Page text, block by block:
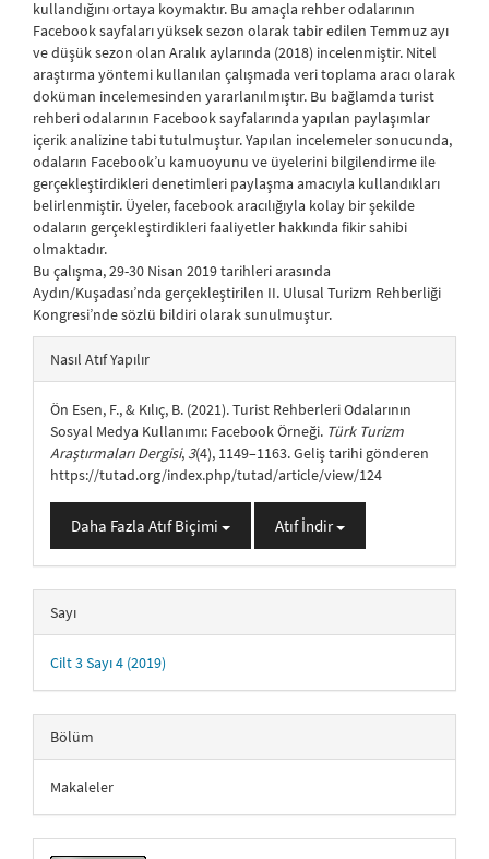
kullandığını ortaya koymaktır. Bu amaçla rehber odalarının
Facebook sayfaları yüksek sezon olarak tabir edilen Temmuz ayı
ve düşük sezon olan Aralık aylarında (2018) incelenmiştir. Nitel
araştırma yöntemi kullanılan çalışmada veri toplama aracı olarak
doküman incelemesinden yararlanılmıştır. Bu bağlamda turist
rehberi odalarının Facebook sayfalarında yapılan paylaşımlar
içerik analizine tabi tutulmuştur. Yapılan incelemeler sonucunda,
odaların Facebook’u kamuoyunu ve üyelerini bilgilendirme ile
gerçekleştirdikleri denetimleri paylaşma amacıyla kullandıkları
belirlenmiştir. Üyeler, facebook aracılığıyla kolay bir şekilde
odaların gerçekleştirdikleri faaliyetler hakkında fikir sahibi
olmaktadır.
Bu çalışma, 29-30 Nisan 2019 tarihleri arasında
Aydın/Kuşadası’nda gerçekleştirilen II. Ulusal Turizm Rehberliği
Kongresi’nde sözlü bildiri olarak sunulmuştur.
##plugins.themes.bootstrap3.article.details##
Nasıl Atıf Yapılır
Ön Esen, F., & Kılıç, B. (2021). Turist Rehberleri Odalarının
Sosyal Medya Kullanımı: Facebook Örneği. Türk Turizm
Araştırmaları Dergisi, 3(4), 1149–1163. Geliş tarihi gönderen
https://tutad.org/index.php/tutad/article/view/124
Daha Fazla Atıf Biçimi Atıf İndir
Sayı
Cilt 3 Sayı 4 (2019)
Bölüm
Makaleler